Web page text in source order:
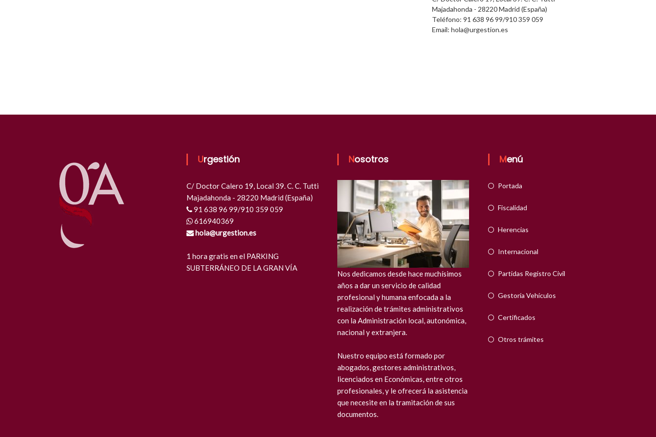
Majadahonda - 28220 Madrid (España)
Teléfono: 91 638 96 99/910 359 059
Email: hola@urgestion.es
Urgestión
C/ Doctor Calero 19, Local 39. C. C. Tutti
Majadahonda - 28220 Madrid (España)
91 638 96 99/910 359 059
616940369
hola@urgestion.es
1 hora gratis en el PARKING
SUBTERRÁNEO DE LA GRAN VÍA
Nosotros
Nos dedicamos desde hace muchísimos
años a dar un servicio de calidad
profesional y humana enfocada a la
realización de trámites administrativos
con la Administración local, autonómica,
nacional y extranjera.
Nuestro equipo está formado por
abogados, gestores administrativos,
licenciados en Económicas, entre otros
profesionales, y le ofrecerá la asistencia
que necesite en la tramitación de sus
documentos.
Menú
Portada
Fiscalidad
Herencias
Internacional
Partidas Registro Civil
Gestoría Vehículos
Certificados
Otros trámites